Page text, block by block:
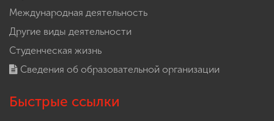
Международная деятельность
Другие виды деятельности
Студенческая жизнь
Сведения об образовательной организации
Быстрые ссылки